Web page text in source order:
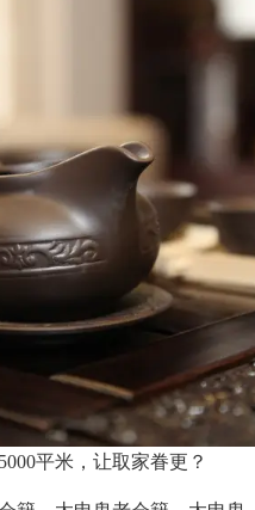
平米，让取家眷更？